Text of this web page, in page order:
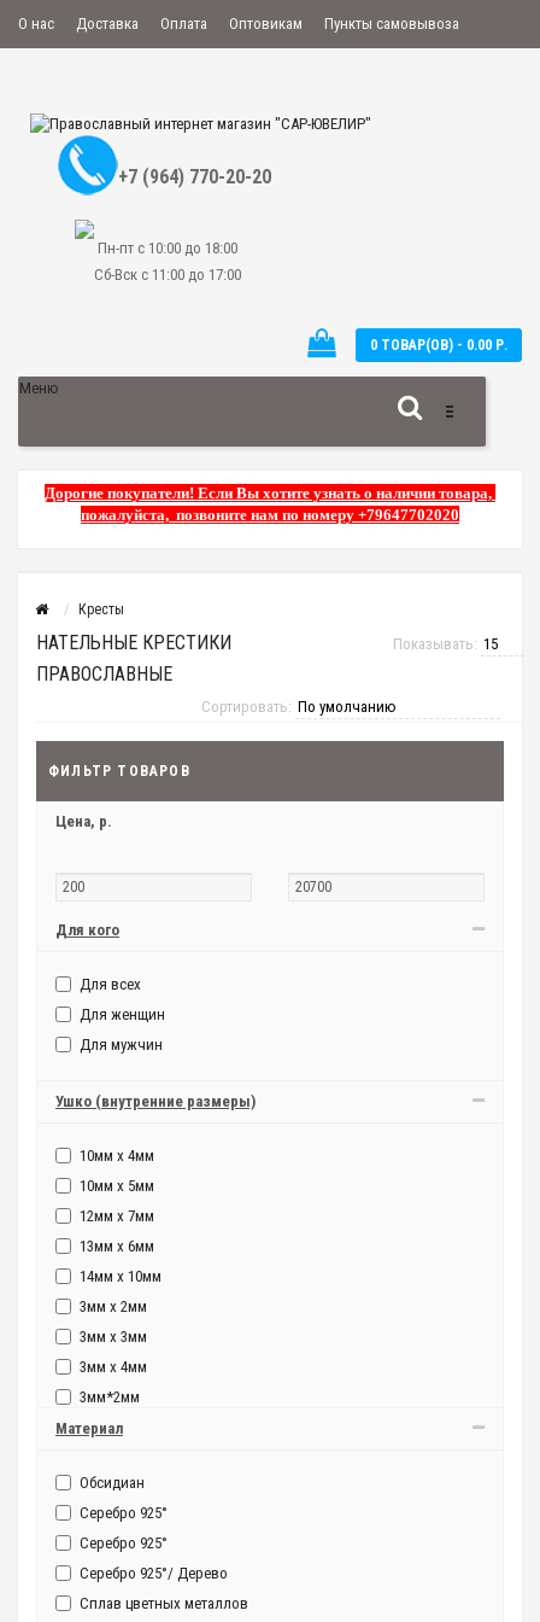
О нас Доставка Оплата Оптовикам Пункты самовывоза
+7 (964) 770-20-20
Пн-пт с 10:00 до 18:00
Сб-Вск с 11:00 до 17:00
0 ТОВАР(ОВ) - 0.00 Р.
Меню
Дорогие покупатели! Если Вы хотите узнать о наличии товара,
пожалуйста, позвоните нам по номеру +79647702020
Кресты
НАТЕЛЬНЫЕ КРЕСТИКИ
ПРАВОСЛАВНЫЕ
Показывать:
Сортировать:
ФИЛЬТР ТОВАРОВ
Цена, р.
Для кого
Для всех
Для женщин
Для мужчин
Ушко (внутренние размеры)
10мм x 4мм
10мм x 5мм
12мм x 7мм
13мм x 6мм
14мм x 10мм
3мм x 2мм
3мм x 3мм
3мм x 4мм
3мм*2мм
4мм x 2мм
4мм x 4мм
5 мм
5мм x 2мм
5мм x 3мм
5мм x 4мм
Материал
Обсидиан
Серебро 925°
Серебро 925°
Серебро 925°/ Дерево
Сплав цветных металлов